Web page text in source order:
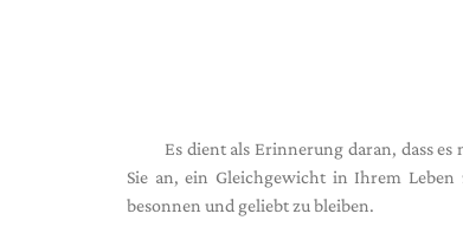
Es dient als Erinnerung daran, dass
Sie an, ein Gleichgewicht in Ihrem
besonnen und geliebt zu bleiben.